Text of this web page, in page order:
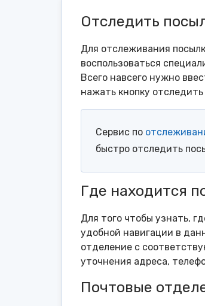
Отследить
Для отслеживания
воспользоваться
Всего навсего нужно
нажать кнопку отследить
Сервис по
быстро отследить
Где находится
Для того чтобы узнать,
удобной навигации в
отделение с
уточнения адреса,
Почтовые